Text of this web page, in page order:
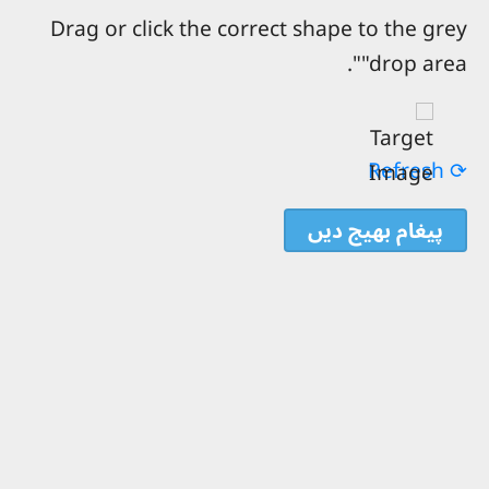
Drag or click the correct shape to the grey
"drop area".
⟳ Refresh